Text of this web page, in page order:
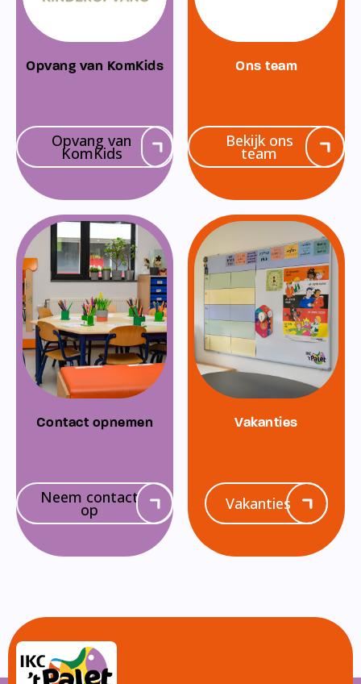
Opvang van KomKids
Opvang van
KomKids
Ons team
Bekijk ons
team
Contact opnemen
Neem contact
op
Vakanties
Vakanties